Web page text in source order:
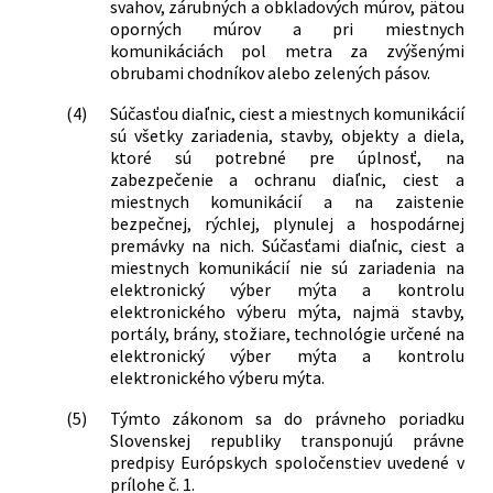
zmene a doplnení vyhlášky
Ministerstva dopravy, pôšt a
telekomunikácií Slovenskej republiky č.
spôsob označenia úsekov diaľnic a ciest
pre motorové vozidlá, ktorých užívanie
podlieha úhrade, vzor nálepky a spôsob
jej umiestnenia na motorovom vozidle
532/2001 Z. z.
Vyhláška Ministerstva dopravy, pôšt a
telekomunikácií Slovenskej republiky,
ktorou sa mení a dopĺňa vyhláška
Ministerstva dopravy, pôšt a
telekomunikácií Slovenskej republiky č.
41/2000 Z. z., ktorou sa ustanovuje
spôsob označenia úsekov diaľnic a ciest
pre motorové vozidlá, ktorých užívanie
podlieha úhrade, vzor nálepky a spôsob
jej umiestnenia na motorovom vozidle
v znení vyhlášky Ministerstva dopravy,
pôšt a telekomunikácií Slovenskej
podnikaní (živnostenský zákon) v znení
neskorších predpisov, zákon Národnej
rady Slovenskej republiky č. 168/1996 Z.
rady Slovenskej republiky č. 222/1996 Z.
z. o organizácii miestnej štátnej správy
a o zmene a doplnení niektorých
zákonov
395/1998 Z. z.
Zákon, ktorým sa mení a dopĺňa zákon
č. 135/1961 Zb. o pozemných
komunikáciách (cestný zákon) v znení
neskorších predpisov
343/1999 Z. z.
Zákon, ktorým sa mení a dopĺňa zákon
č. 135/1961 Zb. o pozemných
komunikáciách (cestný zákon) v znení
neskorších predpisov
388/2000 Z. z.
Zákon, ktorým sa dopĺňa zákon č.
135/1961 Zb. o pozemných
komunikáciách (cestný zákon) v znení
neskorších predpisov
svahov, zárubných a obkladových múrov, pätou
oporných múrov a pri miestnych
komunikáciách pol metra za zvýšenými
obrubami chodníkov alebo zelených pásov.
(4)
Súčasťou diaľnic, ciest a miestnych komunikácií
sú všetky zariadenia, stavby, objekty a diela,
ktoré sú potrebné pre úplnosť, na
zabezpečenie a ochranu diaľnic, ciest a
miestnych komunikácií a na zaistenie
bezpečnej, rýchlej, plynulej a hospodárnej
premávky na nich. Súčasťami diaľnic, ciest a
miestnych komunikácií nie sú zariadenia na
elektronický výber mýta a kontrolu
elektronického výberu mýta, najmä stavby,
portály, brány, stožiare, technológie určené na
elektronický výber mýta a kontrolu
elektronického výberu mýta.
(5)
Týmto zákonom sa do právneho poriadku
Slovenskej republiky transponujú právne
predpisy Európskych spoločenstiev uvedené v
prílohe č. 1.